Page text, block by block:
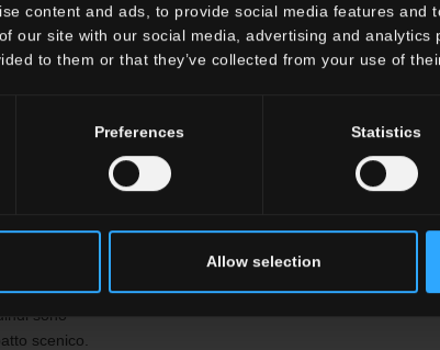
content and ads, to provide social media features and
our site with our social media, advertising and
to them or that they’ve collected from your use of
Preferences Statistics
Allow selection
essere
gamma
alto
sono
scenico.